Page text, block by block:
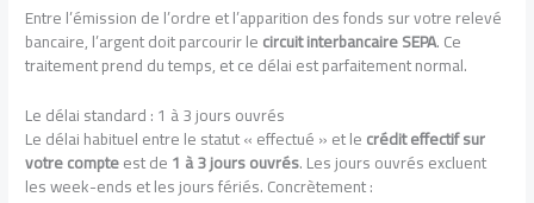
Entre l’émission de l’ordre et l’apparition des fonds sur votre relevé
bancaire, l’argent doit parcourir lecircuit interbancaire SEPA. Ce
traitement prend du temps, et ce délai est parfaitement normal.
Le délai standard : 1 à 3 jours ouvrés
Le délai habituel entre le statut « effectué » et lecrédit effectif sur
votre compteest de1 à 3 jours ouvrés. Les jours ouvrés excluent
les week-ends et les jours fériés. Concrètement :